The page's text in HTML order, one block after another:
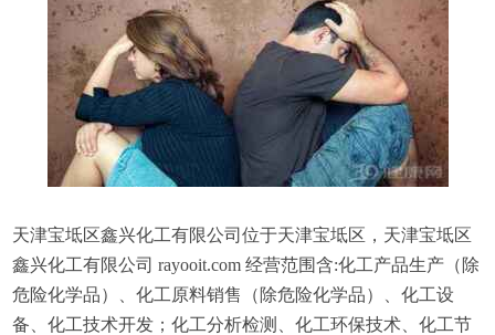
天津宝坻区鑫兴化工有限公司位于天津宝坻区，天津宝坻区
鑫兴化工有限公司 rayooit.com 经营范围含:化工产品生产（除
危险化学品）、化工原料销售（除危险化学品）、化工设
备、化工技术开发；化工分析检测、化工环保技术、化工节